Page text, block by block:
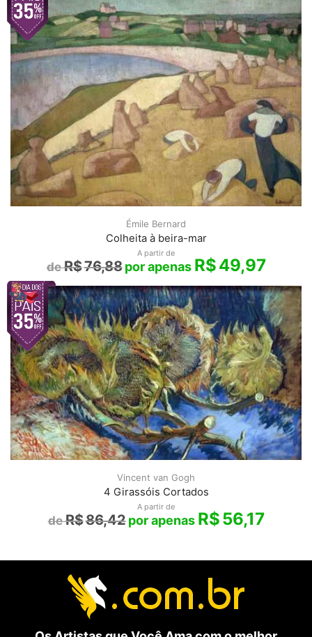
Émile Bernard
Colheita à beira-mar
A partir de
R$76,88 R$49,97
Vincent van Gogh
4 Girassóis Cortados
A partir de
R$86,42 R$56,17